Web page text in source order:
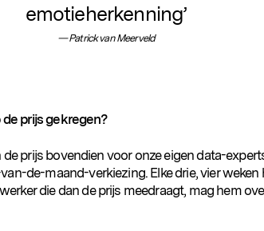
emotieherkenning’
Patrick van Meerveld
prijs gekregen?
de prijs bovendien voor onze eigen data-
de-maand-verkiezing. Elke drie, vier weken
die dan de prijs meedraagt, mag hem